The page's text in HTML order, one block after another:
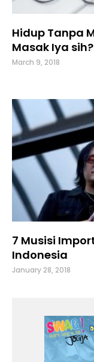
Hidup Tanpa
Masak Iya sih?
March 9, 2018
7 Musisi
Indonesia
January 28, 2018